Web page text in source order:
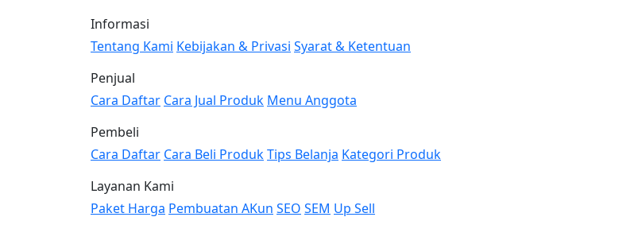
Informasi
Tentang Kami Kebijakan & Privasi Syarat & Ketentuan
Penjual
Cara Daftar Cara Jual Produk Menu Anggota
Pembeli
Cara Daftar Cara Beli ProdukTips Belanja Kategori Produk
Layanan Kami
Paket Harga Pembuatan AKun SEO SEM Up Sell